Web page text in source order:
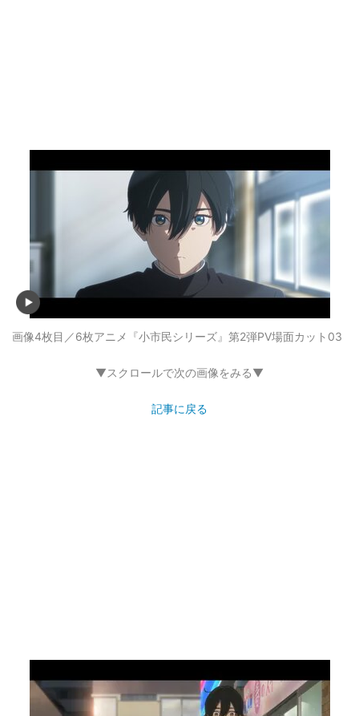
画像4枚目／6枚アニメ『小市民シリーズ』第2弾PV場面カット03
▼スクロールで次の画像をみる▼
記事に戻る